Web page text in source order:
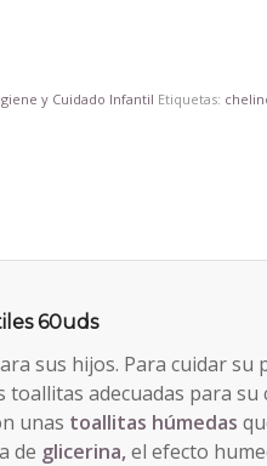
y Cuidado Infantil Etiquetas:
60uds
sus hijos. Para cuidar su
adecuadas para su
unas toallitas húmedas
de glicerina,el efecto